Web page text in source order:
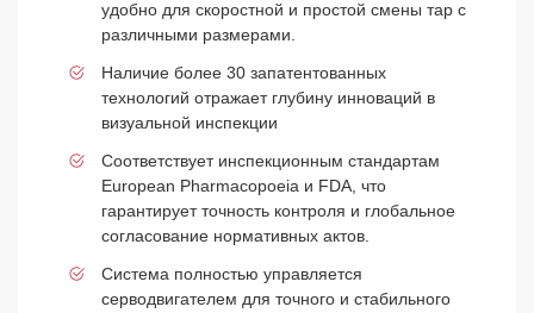
удобно для скоростной и простой смены тар с
различными размерами.
Наличие более 30 запатентованных
технологий отражает глубину инноваций в
визуальной инспекции
Соответствует инспекционным стандартам
European Pharmacopoeia и FDA, что
гарантирует точность контроля и глобальное
согласование нормативных актов.
Система полностью управляется
серводвигателем для точного и стабильного